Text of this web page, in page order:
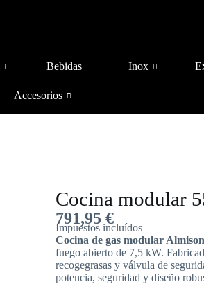
Bebidas Inox
Accesorios
Cocina modular
791,95 €
Impuestos incluídos
Cocina de gas modular
fuego abierto de 7,5 kW.
recogegrasas y válvula de
potencia, seguridad y diseño